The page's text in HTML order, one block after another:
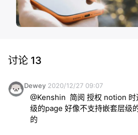
讨论 13
Dewey 2020/12/27 09:07
@Kenshin  简阅 授权 notion
级的page 好像不支持嵌套层级
的